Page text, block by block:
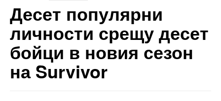
Десет популярни
личности срещу десет
бойци в новия сезон
на Survivor